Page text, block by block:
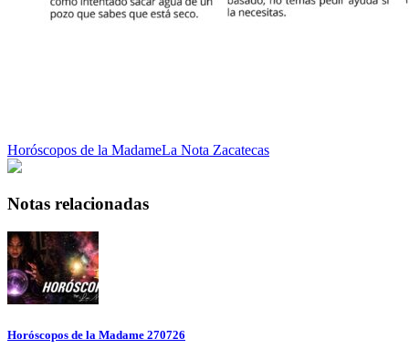
Horóscopos de la MadameLa Nota Zacatecas
Notas relacionadas
Horóscopos de la Madame 270726